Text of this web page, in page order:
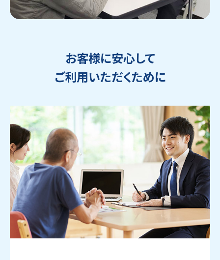
ウェブから1分
かんたん査定見積
フリーダイヤル
0120-1212-25
お客様に安心して
ご利用いただくために